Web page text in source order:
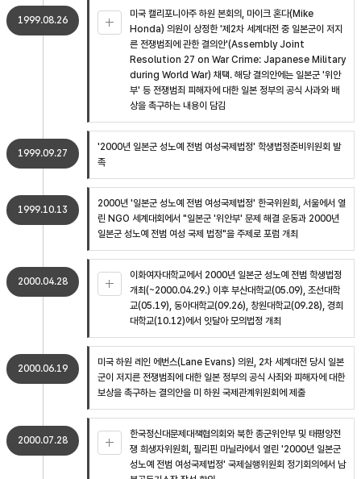
1999.08.26
미국 캘리포니아주 하원 본회의, 마이크 혼다(Mike
Honda) 의원이 상정한 '제2차 세계대전 중 일본군이 저지
른 전쟁범죄에 관한 결의안'(Assembly Joint
Resolution 27 on War Crime: Japanese Military
during World War) 채택. 해당 결의안에는 일본군 '위안
부' 등 전쟁범죄 피해자에 대한 일본 정부의 공식 사과와 배
상을 촉구하는 내용이 담김
1999.09.27
'2000년 일본군 성노예 전범 여성국제법정' 학생법정준비위원회 발
족
1999.10.13
2000년 '일본군 성노예 전범 여성국제법정' 한국위원회, 서울에서 열
린 NGO 세계대회에서 "일본군 '위안부' 문제 해결 운동과 2000년
일본군 성노예 전범 여성 국제 법정"을 주제로 포럼 개최
2000.04.28
이화여자대학교에서 2000년 일본군 성노예 전범 학생법정
개최(~2000.04.29.) 이후 부산대학교(05.09), 조선대학
교(05.19), 동아대학교(09.26), 창원대학교(09.28), 경희
대학교(10.12)에서 잇달아 모의법정 개최
2000.06.19
미국 하원 레인 에번스(Lane Evans) 의원, 2차 세계대전 당시 일본
군이 저지른 전쟁범죄에 대한 일본 정부의 공식 사죄와 피해자에 대한
보상을 촉구하는 결의안을 미 하원 국제관계위원회에 제출
2000.07.28
한국정신대문제대책협의회와 북한 종군위안부 및 태평양전
쟁 희생자위원회, 필리핀 마닐라에서 열린 '2000년 일본군
성노예 전범 여성국제법정' 국제실행위원회 정기회의에서 남